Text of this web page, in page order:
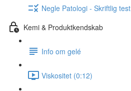
Negle Patologi - Skriftlig test
Kemi & Produktkendskab
Info om gelé
Viskositet (0:12)